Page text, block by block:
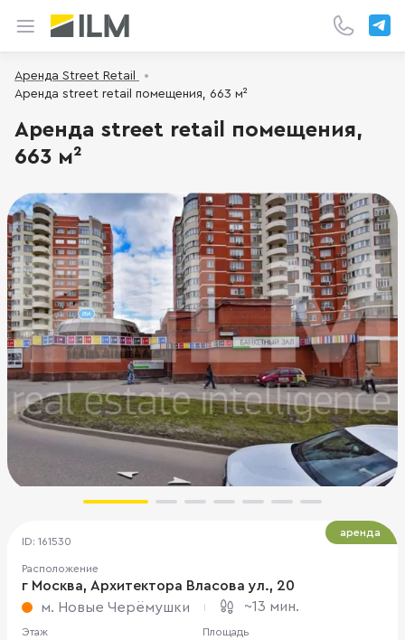
Аренда Street Retail
Аренда street retail помещения, 663 м²
Аренда street retail помещения,
663 м²
ID: 161530
Расположение
г Москва, Архитектора Власова ул., 20
м. Новые Черёмушки
~13 мин.
Этаж Площадь
аренда